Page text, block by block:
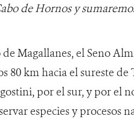
de Hornos y
Magallanes, el Seno
80 km hacia el sureste de
por el sur, y por el
especies y procesos